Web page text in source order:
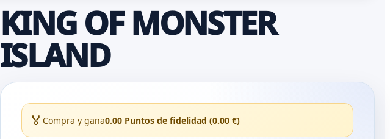
KING OF MONSTER
ISLAND
🏅 Compra y gana0.00 Puntos de fidelidad (0.00 €)